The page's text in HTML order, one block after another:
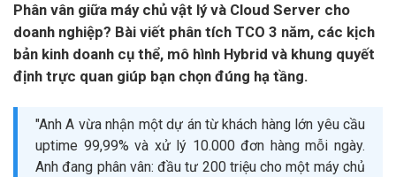
Phân vân giữa máy chủ vật lý và Cloud Server cho
doanh nghiệp? Bài viết phân tích TCO 3 năm, các kịch
bản kinh doanh cụ thể, mô hình Hybrid và khung quyết
định trực quan giúp bạn chọn đúng hạ tầng.
"Anh A vừa nhận một dự án từ khách hàng lớn yêu cầu
uptime 99,99% và xử lý 10.000 đơn hàng mỗi ngày.
Anh đang phân vân: đầu tư 200 triệu cho một máy chủ